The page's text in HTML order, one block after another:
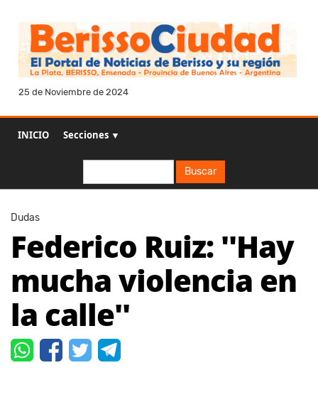
25 de Noviembre de 2024
INICIO Secciones ▼
Buscar
Dudas
Federico Ruiz: ''Hay
mucha violencia en
la calle''